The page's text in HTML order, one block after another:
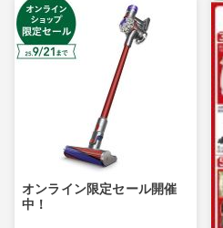
オンライン限定セール開催
中！